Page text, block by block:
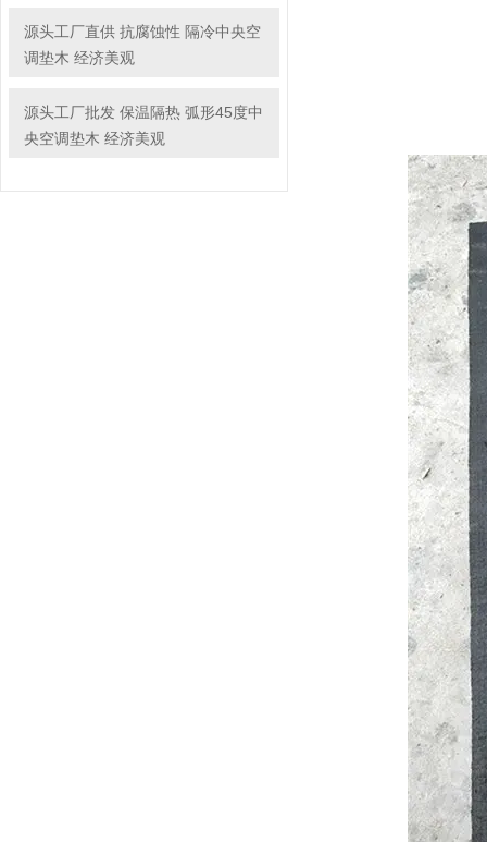
源头工厂直供 抗腐蚀性 隔冷中央空
调垫木 经济美观
源头工厂批发 保温隔热 弧形45度中
央空调垫木 经济美观